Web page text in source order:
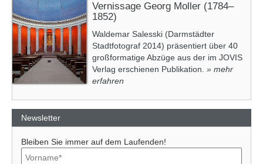
Vernissage Georg Moller (1784–
1852)
Waldemar Salesski (Darmstädter
Stadtfotograf 2014) präsentiert über 40
großformatige Abzüge aus der im JOVIS
Verlag erschienen Publikation. » mehr
erfahren
Newsletter
Bleiben Sie immer auf dem Laufenden!